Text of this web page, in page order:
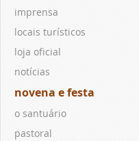
imprensa
locais turísticos
loja oficial
notícias
novena e festa
o santuário
pastoral